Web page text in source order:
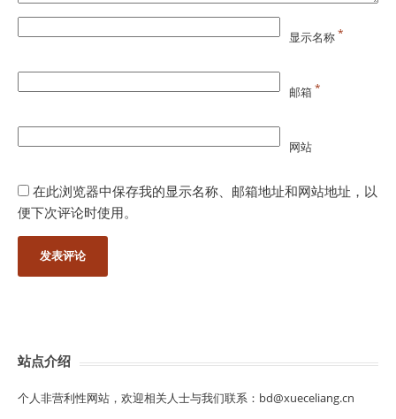
显示名称*
邮箱*
网站
在此浏览器中保存我的显示名称、邮箱地址和网站地址，以
便下次评论时使用。
站点介绍
个人非营利性网站，欢迎相关人士与我们联系：bd@xueceliang.cn